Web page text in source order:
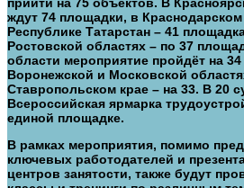
прийти на 75 объектов. В
ждут 74 площадки, в
Республике Татарстан – 41
Ростовской областях – по 37
области мероприятие пройдёт на 34
Воронежской и Московской
Ставропольском крае – на 33. В 20
Всероссийская ярмарка
единой площадке.
В рамках мероприятия, помимо
ключевых работодателей и
центров занятости, также будут